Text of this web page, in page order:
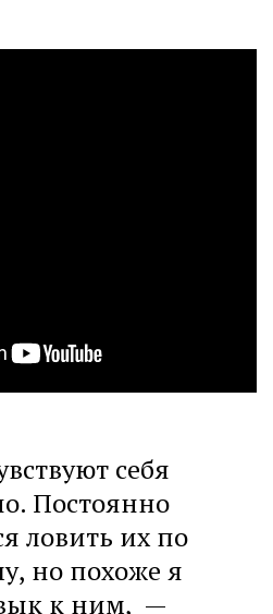
себя
Постоянно
ловить их по
но похоже я
к ним, —